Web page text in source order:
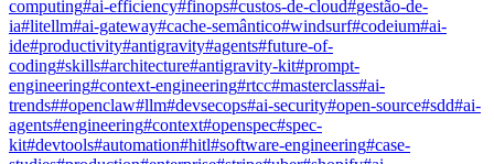
computing#ai-efficiency#finops#custos-de-cloud#gestão-de-
ia#litellm#ai-gateway#cache-semântico#windsurf#codeium#ai-
ide#productivity#antigravity#agents#future-of-
coding#skills#architecture#antigravity-kit#prompt-
engineering#context-engineering#rtcc#masterclass#ai-
trends##openclaw#llm#devsecops#ai-security#open-source#sdd#ai-
agents#engineering#context#openspec#spec-
kit#devtools#automation#hitl#software-engineering#case-